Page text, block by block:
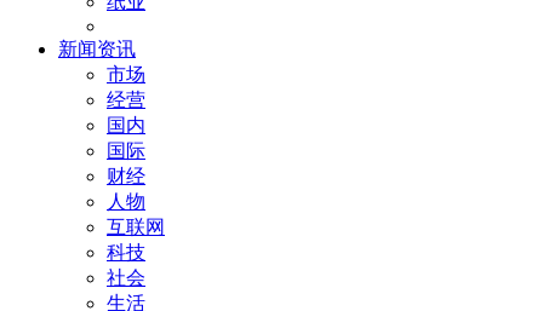
新闻资讯
市场
经营
国内
国际
财经
人物
互联网
科技
社会
生活